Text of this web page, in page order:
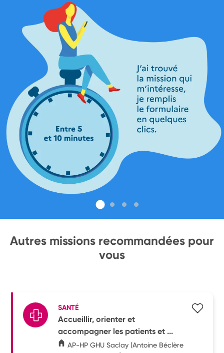
Autres missions recommandées pour
vous
SANTÉ
Accueillir, orienter et
accompagner les patients et ...
AP-HP GHU Saclay (Antoine Béclère